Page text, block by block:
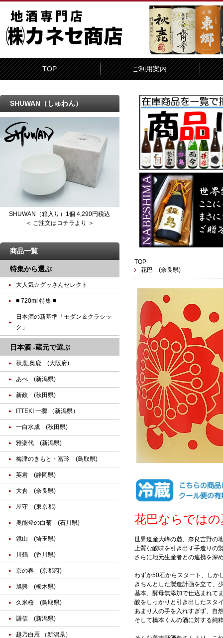
TOP ご利用案内
TOP
花巴 (奈良県)
花巴ならでは
世界遺産大峰の麓、奈良吉野の
上質な酸味を引き出す手造りの
さらに地元生産者との連携を深
わずか50石からスタート、しか
きちんとした製造計画を立て、
基本、酵母無添加で仕込まれて
酸をしっかりと引き出したスタ
あまり人の手を入れすぎず、自
そして橋本くんの酒に対する純
SHUWAN（しゅわん）
SHUWAN（箱入り）1個 4,290円税込
＜ ご注文はコチラより ＞
商品一覧
特集から選ぶ
大人気☆グッさんセレクト
■ 720ml 特集 ■
日本酒の新基準「モダン＆クラシッ
ク」
日本酒 -蔵元で選ぶ
秋鹿,奥鹿 (大阪府)
あべ (新潟県)
新政 (秋田県)
ITTEKI 一擲 （新潟県）
一白水成 (秋田県)
雅楽代 (新潟県)
梅津のきもと・冨玲 (鳥取県)
英君 (静岡県)
大倉 (奈良県)
屋守 (東京都)
奥能登の白菊 (石川県)
鏡山 (埼玉県)
川鶴 (香川県)
京の春 (京都府)
旭興 (栃木県)
久米桜 (鳥取県)
謙信 (新潟県)
越乃白雁 （新潟県）